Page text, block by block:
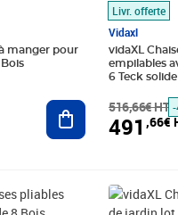
manger pour
Ajouter au
Livr. offerte
Vidaxl
vidaXL
empilables
6 Teck solide
516,66€ HT
491 ,66€
Prix barré
Prix 74,68€